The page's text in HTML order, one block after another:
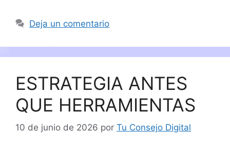
Deja un comentario
ESTRATEGIA ANTES
QUE HERRAMIENTAS
10 de junio de 2026 por Tu Consejo Digital